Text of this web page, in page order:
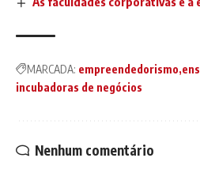
MARCADA: empreendedorismo
incubadoras de negócios
Nenhum comentário